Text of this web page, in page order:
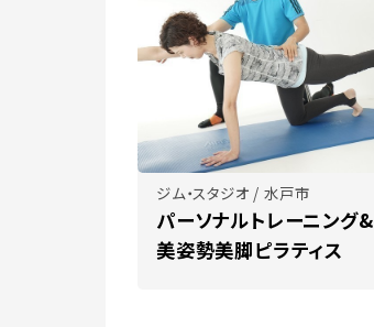
ジム・スタジオ / 水戸市
パーソナルトレーニング&
美姿勢美脚ピラティス